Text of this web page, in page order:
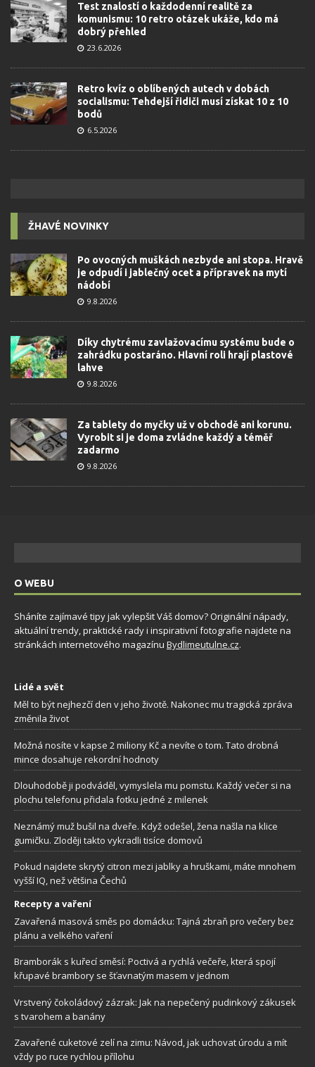
Test znalostí o každodenní realitě za
komunismu: 10 retro otázek ukáže, kdo má
dobrý přehled
23.6.2026
Retro kvíz o oblíbených autech v dobách
socialismu: Tehdejší řidiči musí získat 10 z 10
bodů
6.5.2026
ŽHAVÉ NOVINKY
Po ovocných muškách nezbyde ani stopa. Hravě
je odpudí i jablečný ocet a přípravek na mytí
nádobí
9.8.2026
Díky chytrému zavlažovacímu systému bude o
zahrádku postaráno. Hlavní roli hrají plastové
lahve
9.8.2026
Za tablety do myčky už v obchodě ani korunu.
Vyrobit si je doma zvládne každý a téměř
zadarmo
9.8.2026
O WEBU
Sháníte zajímavé tipy jak vylepšit Váš domov? Originální nápady,
aktuální trendy, praktické rady i inspirativní fotografie najdete na
stránkách internetového magazínu Bydlimeutulne.cz.
Lidé a svět
Měl to být nejhezčí den v jeho životě. Nakonec mu tragická zpráva
změnila život
Možná nosíte v kapse 2 miliony Kč a nevíte o tom. Tato drobná
mince dosahuje rekordní hodnoty
Dlouhodobě ji podváděl, vymyslela mu pomstu. Každý večer si na
plochu telefonu přidala fotku jedné z milenek
Neznámý muž bušil na dveře. Když odešel, žena našla na klice
gumičku. Zloději takto vykradli tisíce domovů
Pokud najdete skrytý citron mezi jablky a hruškami, máte mnohem
vyšší IQ, než většina Čechů
Recepty a vaření
Zavařená masová směs po domácku: Tajná zbraň pro večery bez
plánu a velkého vaření
Bramborák s kuřecí směsí: Poctivá a rychlá večeře, která spojí
křupavé brambory se šťavnatým masem v jednom
Vrstvený čokoládový zázrak: Jak na nepečený pudinkový zákusek
s tvarohem a banány
Zavařené cuketové zelí na zimu: Návod, jak uchovat úrodu a mít
vždy po ruce rychlou přílohu